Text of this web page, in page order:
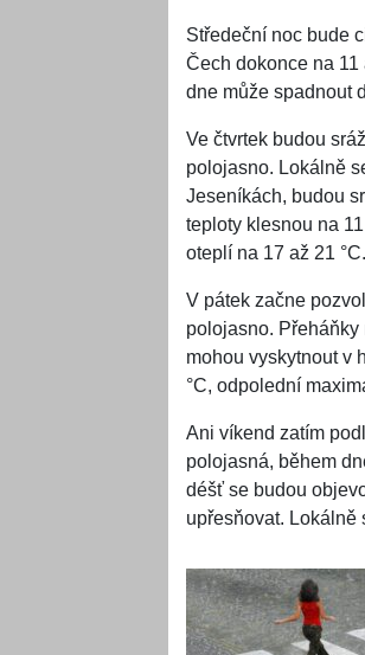
Středeční noc bude
Čech dokonce na 11
dne může spadnout
Ve čtvrtek budou
polojasno. Lokálně
Jeseníkách, budou
teploty klesnou na
oteplí na 17 až 21 °C.
V pátek začne
polojasno.
mohou vyskytnout v
°C, odpolední
Ani víkend zatím
polojasná, během
déšť se budou
upřesňovat. Lokálně